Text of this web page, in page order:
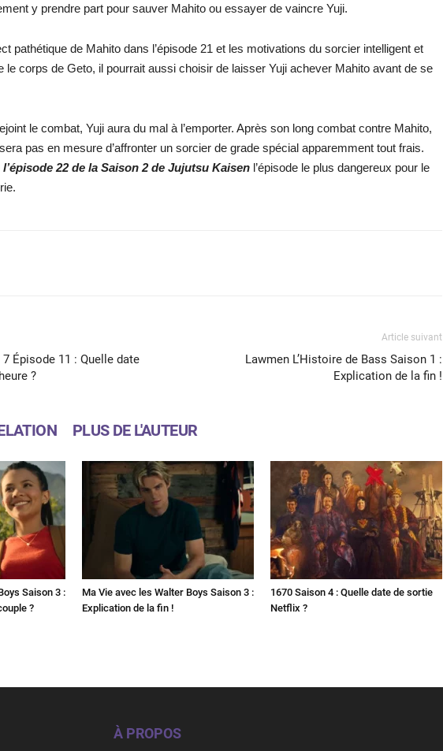
y prendre part pour sauver Mahito ou essayer de vaincre Yuji.
pathétique de Mahito dans l’épisode 21 et les motivations du sorcier intelligent et
le corps de Geto, il pourrait aussi choisir de laisser Yuji achever Mahito avant de se
le combat, Yuji aura du mal à l’emporter. Après son long combat contre Mahito,
pas en mesure d’affronter un sorcier de grade spécial apparemment tout frais.
l’épisode 22 de la Saison 2 de Jujutsu Kaisen l’épisode le plus dangereux pour le
Épisode 11 : Quelle date
?
Article suivant
Lawmen L’Histoire de Bass Saison 1 :
Explication de la fin !
PLUS DE L'AUTEUR
Saison 3 :
?
Ma Vie avec les Walter Boys Saison 3 :
Explication de la fin !
1670 Saison 4 : Quelle date de sortie
Netflix ?
À PROPOS